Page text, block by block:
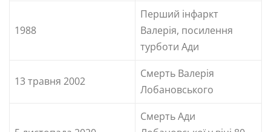
1988
Перший інфаркт
Валерія, посилення
турботи Ади
13 травня 2002
Смерть Валерія
Лобановського
Смерть Ади